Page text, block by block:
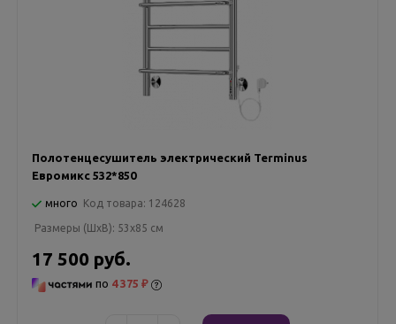
Полотенцесушитель электрический Terminus
Евромикс 532*850
много Код товара: 124628
Размеры (ШxВ): 53x85 см
17 500 руб.
по 4 375 ₽